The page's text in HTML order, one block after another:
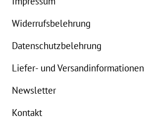
Widerrufsbelehrung
Datenschutzbelehrung
Liefer- und Versandinformationen
Newsletter
Kontakt